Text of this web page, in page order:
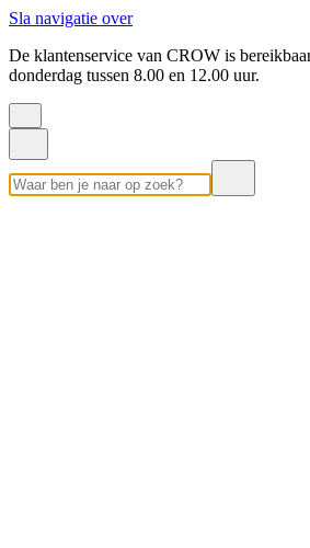
Sla navigatie over
De klantenservice van CROW is
donderdag tussen 8.00 en 12.00 uur.